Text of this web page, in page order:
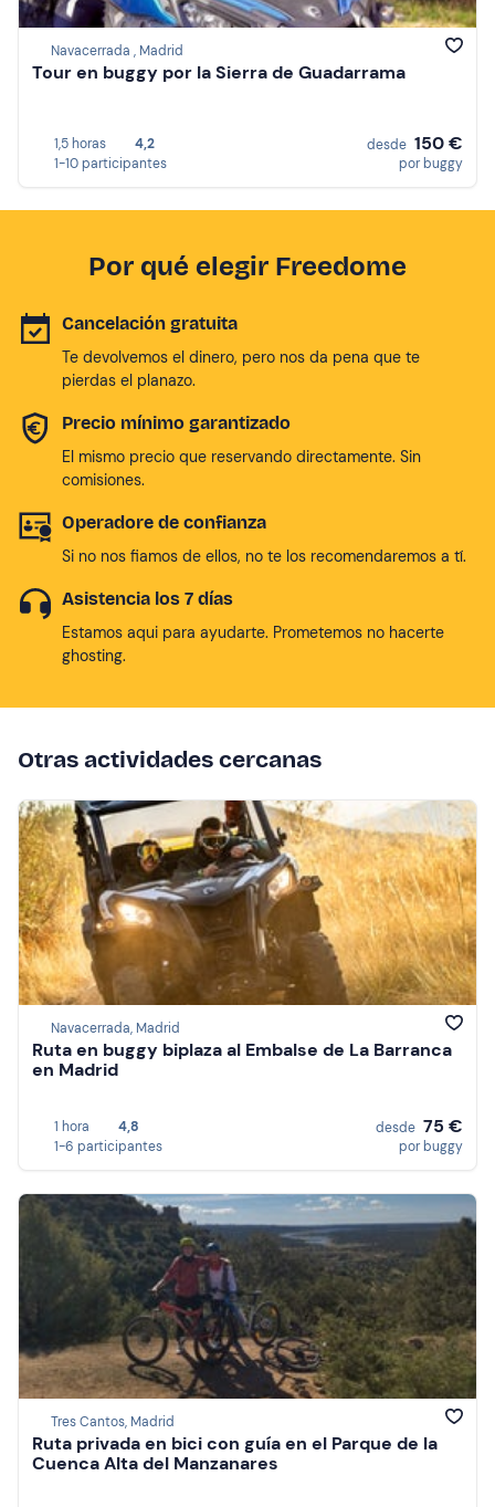
Navacerrada , Madrid
Tour en buggy por la Sierra de Guadarrama
1,5 horas
4,2
1-10 participantes
desde 150 €
por buggy
Por qué elegir Freedome
Cancelación gratuita
Te devolvemos el dinero, pero nos da pena que te
pierdas el planazo.
Precio mínimo garantizado
El mismo precio que reservando directamente. Sin
comisiones.
Operadore de confianza
Si no nos fiamos de ellos, no te los recomendaremos a tí.
Asistencia los 7 días
Estamos aqui para ayudarte. Prometemos no hacerte
ghosting.
Otras actividades cercanas
Navacerrada, Madrid
Ruta en buggy biplaza al Embalse de La Barranca
en Madrid
1 hora
4,8
1-6 participantes
desde 75 €
por buggy
Tres Cantos, Madrid
Ruta privada en bici con guía en el Parque de la
Cuenca Alta del Manzanares